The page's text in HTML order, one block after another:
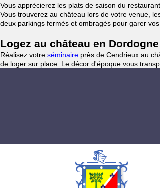
Vous apprécierez les plats de saison du
Vous trouverez au château lors de votre venue,
deux parkings fermés et ombragés pour garer
Logez au château en
Réalisez votre séminaire près de Cendrieux au
de loger sur place. Le décor d'époque vous